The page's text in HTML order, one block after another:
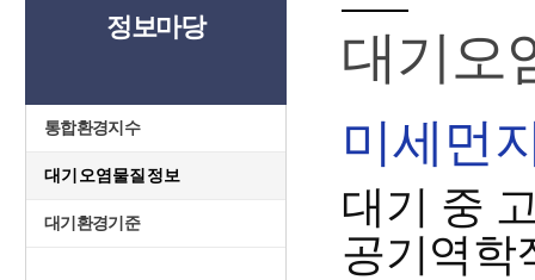
정보마당
통합환경지수
대기오염물질정보
대기환경기준
대기오
미세먼
대기 중
공기역학